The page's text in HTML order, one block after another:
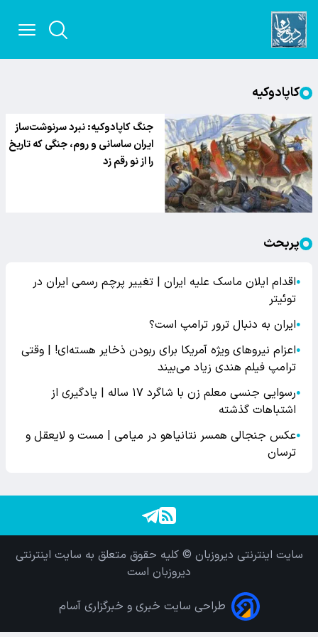
کاپادوکیه
جنگ کاپادوکیه: نبرد سرنوشت‌ساز
ایران ساسانی و روم، جنگی که تاریخ
را از نو رقم زد
پربحث
●اقدام ایلان ماسک علیه ایران | تغییر پرچم رسمی ایران در
توئیتر
●ایران به دنبال ترور ترامپ است؟
●اعزام نیروهای ویژه آمریکا برای ربودن ذخایر هسته‌ای! | وقتی
ترامپ فیلم هندی زیاد می‌بیند
●
رسوایی جنسی معلم زن با شاگرد ۱۷ ساله | یادگیری از
اشتباهات گذشته
●عکس جنجالی همسر نتانیاهو در میامی | مست و لایعقل و
ترسان
سایت اینترنتی دیروزبان © کلیه حقوق متعلق به سایت اینترنتی
دیروزبان است
طراحی سایت خبری و خبرگزاری آسام